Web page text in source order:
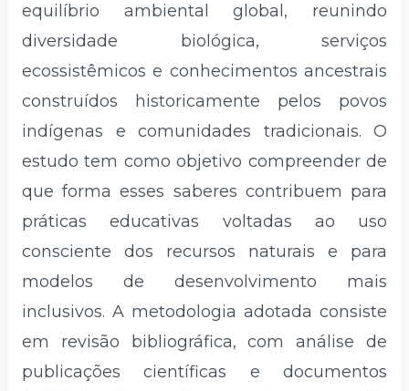
equilíbrio ambiental global, reunindo
diversidade biológica, serviços
ecossistêmicos e conhecimentos ancestrais
construídos historicamente pelos povos
indígenas e comunidades tradicionais. O
estudo tem como objetivo compreender de
que forma esses saberes contribuem para
práticas educativas voltadas ao uso
consciente dos recursos naturais e para
modelos de desenvolvimento mais
inclusivos. A metodologia adotada consiste
em revisão bibliográfica, com análise de
publicações científicas e documentos